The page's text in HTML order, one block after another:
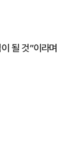
될 것”이라며